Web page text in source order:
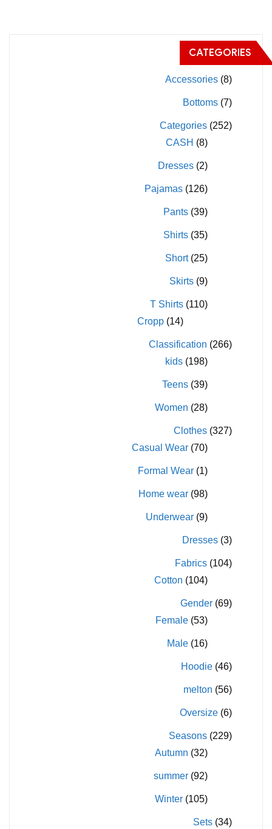
المنتج
CATEGORIES
Accessories (8)
Bottoms (7)
Categories (252)
CASH (8)
Dresses (2)
Pajamas (126)
Pants (39)
Shirts (35)
Short (25)
Skirts (9)
T Shirts (110)
Cropp (14)
Classification (266)
kids (198)
Teens (39)
Women (28)
Clothes (327)
Casual Wear (70)
Formal Wear (1)
Home wear (98)
Underwear (9)
Dresses (3)
Fabrics (104)
Cotton (104)
Gender (69)
Female (53)
Male (16)
Hoodie (46)
melton (56)
Oversize (6)
Seasons (229)
Autumn (32)
summer (92)
Winter (105)
Sets (34)